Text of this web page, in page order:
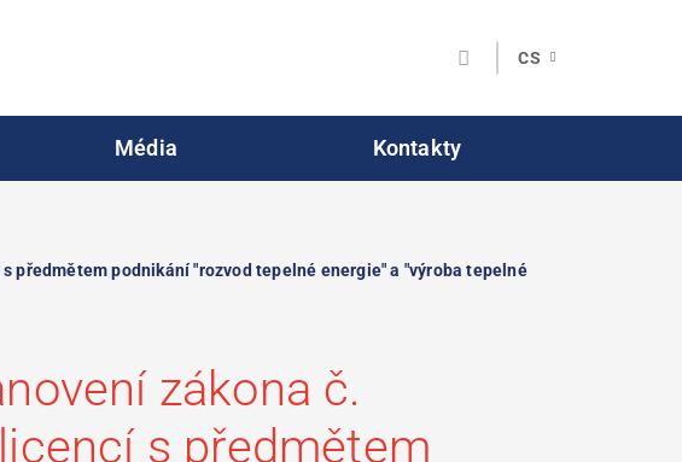
CS
Média Kontakty
předmětem podnikání "rozvod tepelné energie" a "výroba tepelné
zákona č.
s předmětem